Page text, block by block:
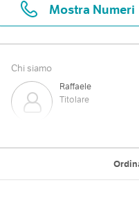
Mostra Numeri
Chi siamo
Raffaele
Titolare
Commerciale